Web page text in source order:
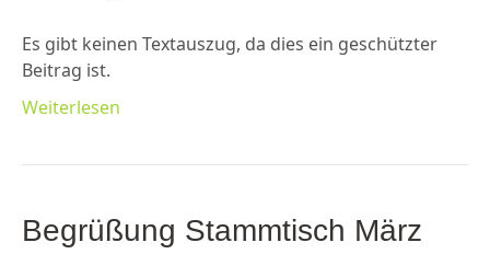
Es gibt keinen Textauszug, da dies ein geschützter
Beitrag ist.
Weiterlesen
Begrüßung Stammtisch März